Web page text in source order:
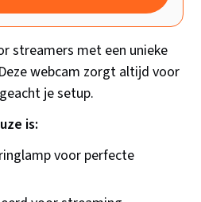
streamers met een unieke
webcam zorgt altijd voor
je setup.
is:
voor perfecte